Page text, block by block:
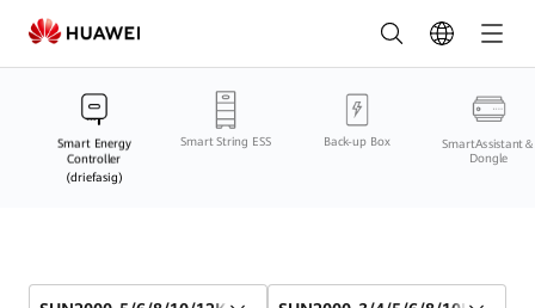
Slimme
Energiecontroller
(driefasig)
Vergelijking
HUAWEI
Smart Energy
Controller
(driefasig)
Smart String ESS Back-up Box SmartAssistant＆
Dongle